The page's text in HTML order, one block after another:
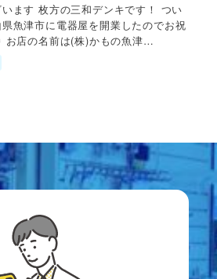
ます 枚方の三和デンキです！ つい
魚津市に電器屋を開業したのでお祝
お店の名前は(株)かもの魚津…